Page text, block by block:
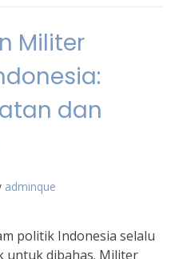
Militer
dan
adminque
politik Indonesia selalu
untuk dibahas. Militer